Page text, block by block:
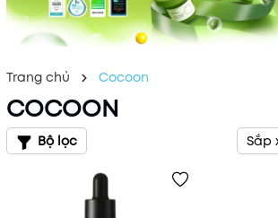
Trang chủ Cocoon
COCOON
Bộ lọc Sắp